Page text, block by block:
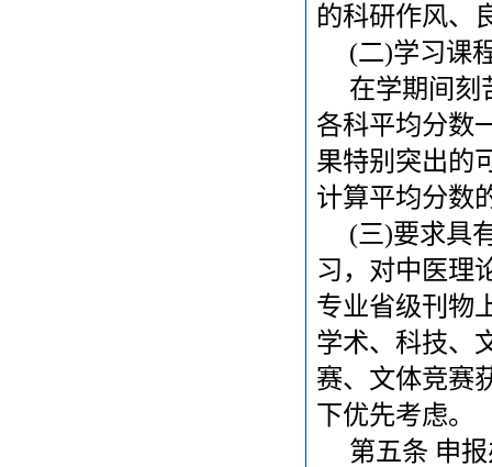
的科研作风、
(二)学习课
在学期间刻
各科平均分数
果特别突出的
计算平均分数
(三)要求具
习，对中医理
专业省级刊物
学术、科技、
赛、文体竞赛
下优先考虑。
第五条 申报